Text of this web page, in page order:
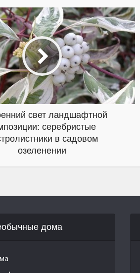
свет ландшафтной
серебристые
в садовом
озеленении
дома